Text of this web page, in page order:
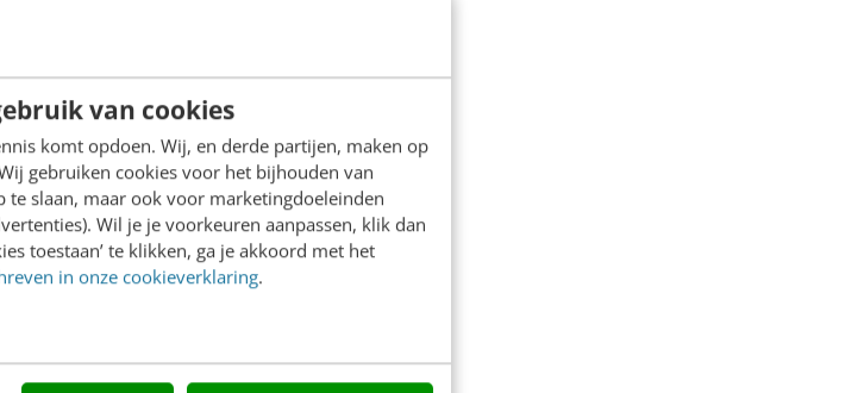
van cookies
komt opdoen. Wij, en derde partijen, maken op
gebruiken cookies voor het bijhouden van
slaan, maar ook voor marketingdoeleinden
Wil je je voorkeuren aanpassen, klik dan
toestaan’ te klikken, ga je akkoord met het
in onze cookieverklaring.